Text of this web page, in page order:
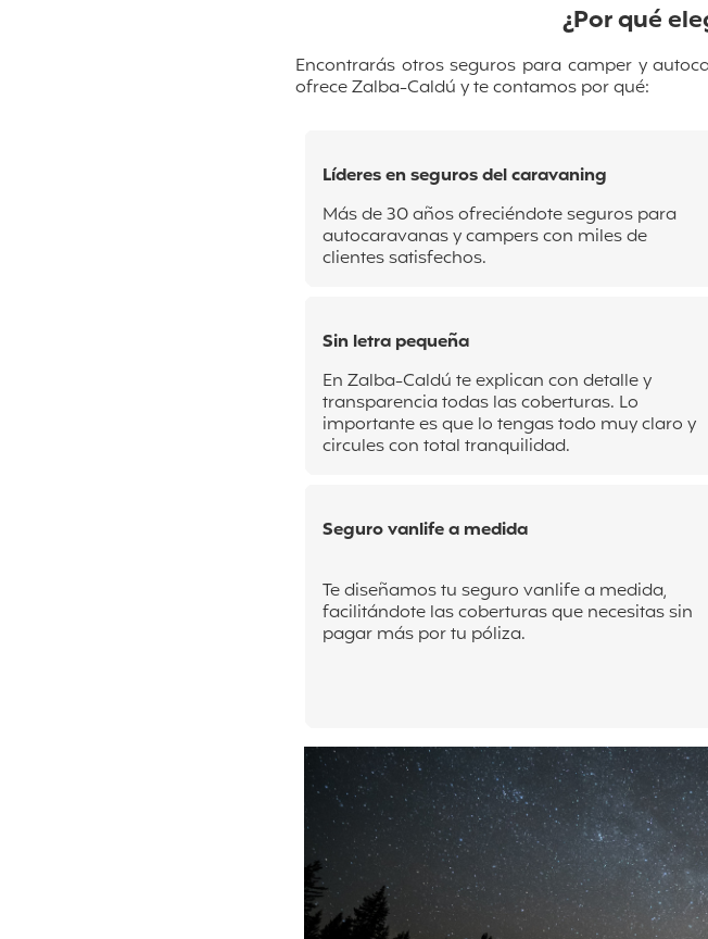
¿Por qué
Encontrarás otros seguros para camper y
ofrece Zalba-Caldú y te contamos por qué:
Líderes en seguros del caravaning
Más de 30 años ofreciéndote seguros para
autocaravanas y campers con miles de
clientes satisfechos.
Sin letra pequeña
En Zalba-Caldú te explican con detalle y
transparencia todas las coberturas. Lo
importante es que lo tengas todo muy claro y
circules con total tranquilidad.
Seguro vanlife a medida
Te diseñamos tu seguro vanlife a medida,
facilitándote las coberturas que necesitas sin
pagar más por tu póliza.